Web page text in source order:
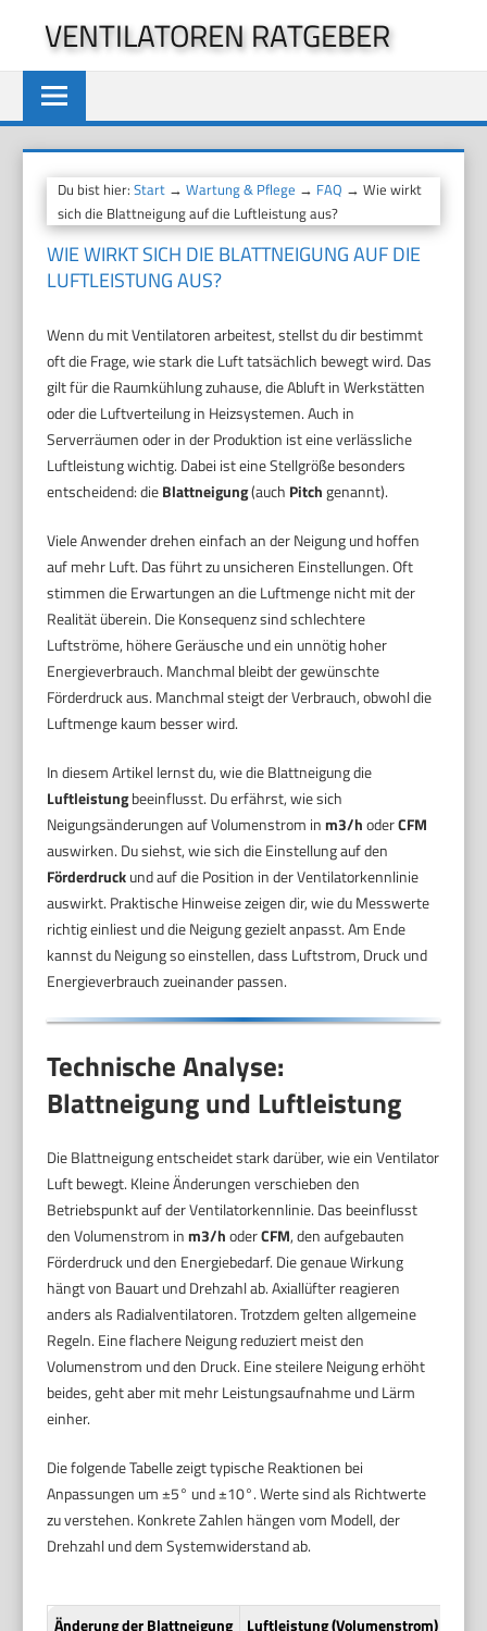
springen
VENTILATOREN RATGEBER
Du bist hier:Start →Wartung & Pflege → FAQ → Wie wirkt
sich die Blattneigung auf die Luftleistung aus?
WIE WIRKT SICH DIE BLATTNEIGUNG AUF DIE
LUFTLEISTUNG AUS?
Wenn du mit Ventilatoren arbeitest, stellst du dir bestimmt
oft die Frage, wie stark die Luft tatsächlich bewegt wird. Das
gilt für die Raumkühlung zuhause, die Abluft in Werkstätten
oder die Luftverteilung in Heizsystemen. Auch in
Serverräumen oder in der Produktion ist eine verlässliche
Luftleistung wichtig. Dabei ist eine Stellgröße besonders
entscheidend: dieBlattneigung(auch Pitchgenannt).
Viele Anwender drehen einfach an der Neigung und hoffen
auf mehr Luft. Das führt zu unsicheren Einstellungen. Oft
stimmen die Erwartungen an die Luftmenge nicht mit der
Realität überein. Die Konsequenz sind schlechtere
Luftströme, höhere Geräusche und ein unnötig hoher
Energieverbrauch. Manchmal bleibt der gewünschte
Förderdruck aus. Manchmal steigt der Verbrauch, obwohl die
Luftmenge kaum besser wird.
In diesem Artikel lernst du, wie die Blattneigung die
Luftleistungbeeinflusst. Du erfährst, wie sich
Neigungsänderungen auf Volumenstrom inm3/hoderCFM
auswirken. Du siehst, wie sich die Einstellung auf den
Förderdruckund auf die Position in der Ventilatorkennlinie
auswirkt. Praktische Hinweise zeigen dir, wie du Messwerte
richtig einliest und die Neigung gezielt anpasst. Am Ende
kannst du Neigung so einstellen, dass Luftstrom, Druck und
Energieverbrauch zueinander passen.
Technische Analyse:
Blattneigung und Luftleistung
Die Blattneigung entscheidet stark darüber, wie ein Ventilator
Luft bewegt. Kleine Änderungen verschieben den
Betriebspunkt auf der Ventilatorkennlinie. Das beeinflusst
den Volumenstrom inm3/hoderCFM, den aufgebauten
Förderdruck und den Energiebedarf. Die genaue Wirkung
hängt von Bauart und Drehzahl ab. Axiallüfter reagieren
anders als Radialventilatoren. Trotzdem gelten allgemeine
Regeln. Eine flachere Neigung reduziert meist den
Volumenstrom und den Druck. Eine steilere Neigung erhöht
beides, geht aber mit mehr Leistungsaufnahme und Lärm
einher.
Die folgende Tabelle zeigt typische Reaktionen bei
Anpassungen um ±5° und ±10°. Werte sind als Richtwerte
zu verstehen. Konkrete Zahlen hängen vom Modell, der
Drehzahl und dem Systemwiderstand ab.
Änderung der Blattneigung
Luftleistung (Volumenstrom)